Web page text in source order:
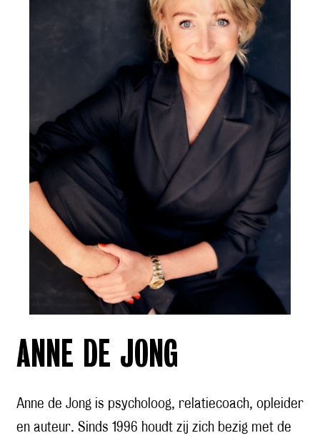
ANNE DE JONG
Anne de Jong is psycholoog, relatiecoach, opleider
en auteur. Sinds 1996 houdt zij zich bezig met de